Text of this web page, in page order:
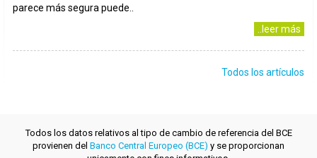
parece más segura puede..
..leer más
Todos los artículos
Todos los datos relativos al tipo de cambio de referencia del BCE
provienen del Banco Central Europeo (BCE) y se proporcionan